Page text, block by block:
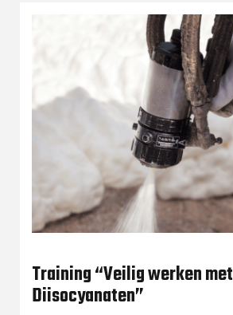
Training “Veilig werken met
Diisocyanaten”